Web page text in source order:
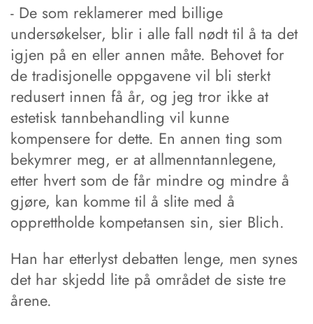
- De som reklamerer med billige
undersøkelser, blir i alle fall nødt til å ta det
igjen på en eller annen måte. Behovet for
de tradisjonelle oppgavene vil bli sterkt
redusert innen få år, og jeg tror ikke at
estetisk tannbehandling vil kunne
kompensere for dette. En annen ting som
bekymrer meg, er at allmenntannlegene,
etter hvert som de får mindre og mindre å
gjøre, kan komme til å slite med å
opprettholde kompetansen sin, sier Blich.
Han har etterlyst debatten lenge, men synes
det har skjedd lite på området de siste tre
årene.